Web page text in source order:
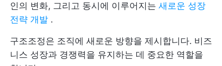
인의 변화, 그리고 동시에 이루어지는 새로운 성장
전략 개발 .
구조조정은 조직에 새로운 방향을 제시합니다. 비즈
니스 성장과 경쟁력을 유지하는 데 중요한 역할을